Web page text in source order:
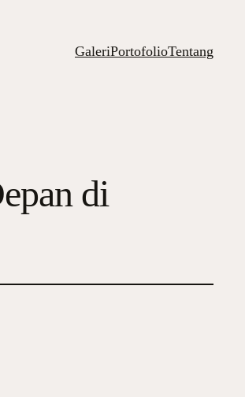
GaleriPortofolioTentang
di